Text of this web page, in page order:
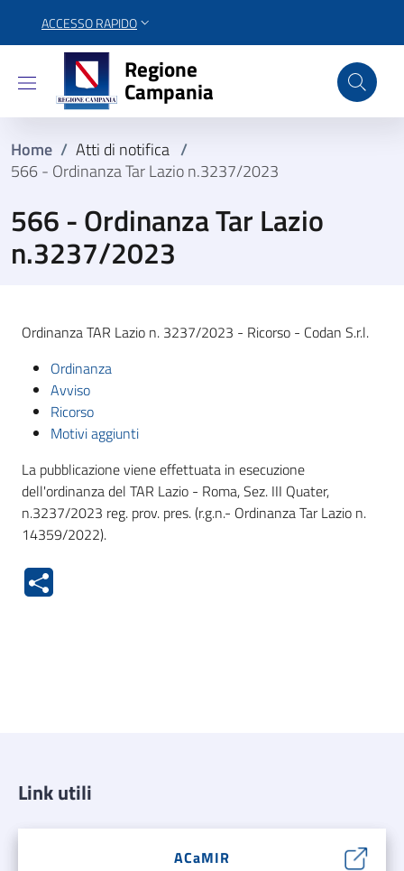
ACCESSO RAPIDO
Regione Campania
Regione
Campania
Home / Atti di notifica /
566 - Ordinanza Tar Lazio n.3237/2023
566 - Ordinanza Tar Lazio
n.3237/2023
Ordinanza TAR Lazio n. 3237/2023 - Ricorso - Codan S.r.l.
Ordinanza
Avviso
Ricorso
Motivi aggiunti
La pubblicazione viene effettuata in esecuzione
dell'ordinanza del TAR Lazio - Roma, Sez. III Quater,
n.3237/2023 reg. prov. pres. (r.g.n.- Ordinanza Tar Lazio n.
14359/2022).
Link utili
ACaMIR